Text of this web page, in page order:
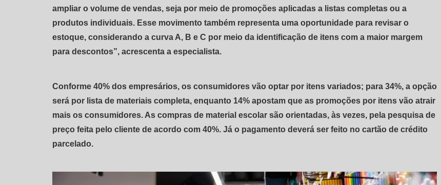
ampliar o volume de vendas, seja por meio de promoções aplicadas a listas completas ou a
produtos individuais. Esse movimento também representa uma oportunidade para revisar o
estoque, considerando a curva A, B e C por meio da identificação de itens com a maior margem
para descontos”, acrescenta a especialista.
Conforme 40% dos empresários, os consumidores vão optar por itens variados; para 34%, a opção
será por lista de materiais completa, enquanto 14% apostam que as promoções por itens vão atrair
mais os consumidores. As compras de material escolar são orientadas, às vezes, pela pesquisa de
preço feita pelo cliente de acordo com 40%. Já o pagamento deverá ser feito no cartão de crédito
parcelado.